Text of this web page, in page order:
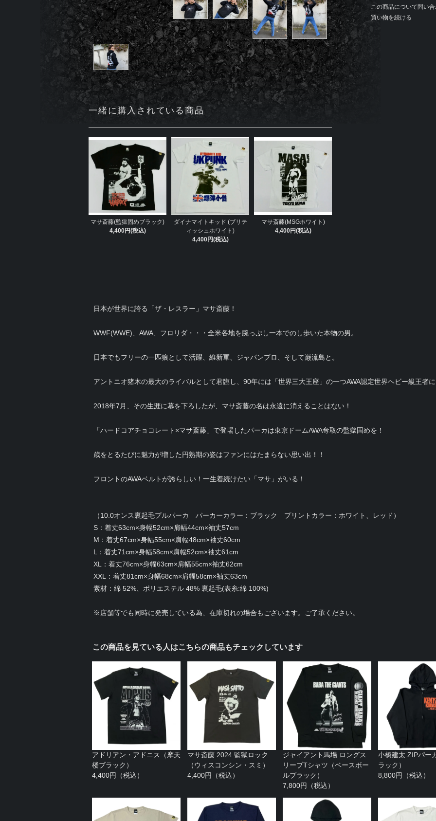
一緒に購入されている商品
マサ斎藤(監獄固めブラック)
4,400円(税込)
ダイナマイトキッド (ブリテ
ィッシュホワイト)
4,400円(税込)
マサ斎藤(MSGホワイト)
4,400円(税込)
この商品について問い
買い物を続ける
日本が世界に誇る「ザ・レスラー」マサ斎藤！
WWF(WWE)、AWA、フロリダ・・・全米各地を腕っぷし一本でのし歩いた本物の男。
日本でもフリーの一匹狼として活躍、維新軍、ジャパンプロ、そして巌流島と。
アントニオ猪木の最大のライバルとして君臨し、90年には「世界三大王座」の一つAWA認定世界ヘビー級王者
2018年7月、その生涯に幕を下ろしたが、マサ斎藤の名は永遠に消えることはない！
「ハードコアチョコレート×マサ斎藤」で登場したパーカは東京ドームAWA奪取の監獄固めを！
歳をとるたびに魅力が増した円熟期の姿はファンにはたまらない思い出！！
フロントのAWAベルトが誇らしい！一生着続けたい「マサ」がいる！
（10.0オンス裏起毛プルパーカ パーカーカラー：ブラック プリントカラー：ホワイト、レッド）
S：着丈63cm×身幅52cm×肩幅44cm×袖丈57cm
M：着丈67cm×身幅55cm×肩幅48cm×袖丈60cm
L：着丈71cm×身幅58cm×肩幅52cm×袖丈61cm
XL：着丈76cm×身幅63cm×肩幅55cm×袖丈62cm
XXL：着丈81cm×身幅68cm×肩幅58cm×袖丈63cm
素材：綿 52%、ポリエステル 48% 裏起毛(表糸:綿 100%)
※店舗等でも同時に発売している為、在庫切れの場合もございます。ご了承ください。
この商品を見ている人はこちらの商品もチェックしています
アドリアン・アドニス（摩天
楼ブラック）
4,400円（税込）
マサ斎藤 2024 監獄ロック
（ウィスコンシン・スミ）
4,400円（税込）
ジャイアント馬場 ロングス
リーブTシャツ（ベースボー
ルブラック）
7,800円（税込）
小橋建太 ZIPパー
ラック）
8,800円（税込）